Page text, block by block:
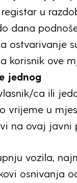
u
dana
ostvarivanje
korisnik ove
jednog
ca ili
vrijeme u
na ovaj javni
vozila,
osnivanja